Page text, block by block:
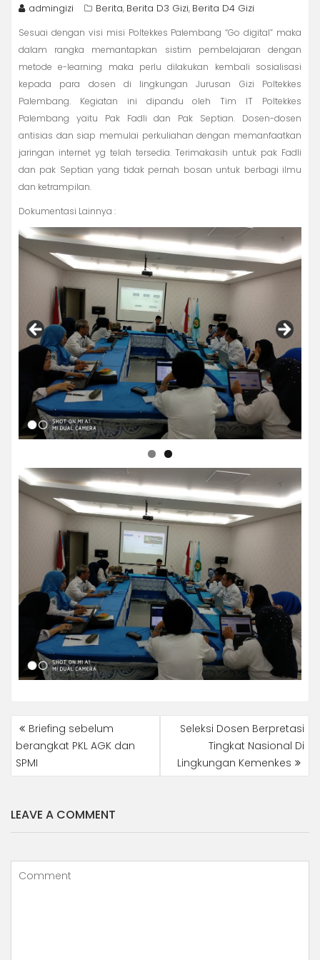
admingizi Berita, Berita D3 Gizi, Berita D4 Gizi
Sesuai dengan visi misi Poltekkes Palembang “Go digital” maka
dalam rangka memantapkan sistim pembelajaran dengan
metode e-learning maka perlu dilakukan kembali sosialisasi
kepada para dosen di lingkungan Jurusan Gizi Poltekkes
Palembang. Kegiatan ini dipandu oleh Tim IT Poltekkes
Palembang yaitu Pak Fadli dan Pak Septian. Dosen-dosen
antisias dan siap memulai perkuliahan dengan memanfaatkan
jaringan internet yg telah tersedia. Terimakasih untuk pak Fadli
dan pak Septian yang tidak pernah bosan untuk berbagi ilmu
dan ketrampilan.
Dokumentasi Lainnya :
NAVIGASI
POSBriefing sebelum
berangkat PKL AGK dan
SPMI
Seleksi Dosen Berpretasi
Tingkat Nasional Di
Lingkungan Kemenkes
LEAVE A COMMENT